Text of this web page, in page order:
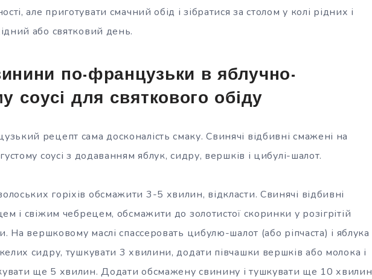
але приготувати смачний обід і зібратися за столом у колі рідних і
або святковий день.
по-французьки в яблучно-
соусі для святкового обіду
рецепт сама досконалість смаку. Свинячі відбивні смажені на
соусі з додаванням яблук, сидру, вершків і цибулі-шалот.
горіхів обсмажити 3-5 хвилин, відкласти. Свинячі відбивні
і свіжим чебрецем, обсмажити до золотистої скоринки у розігрітій
На вершковому маслі спассеровать цибулю-шалот (або ріпчаста) і яблука
сидру, тушкувати 3 хвилини, додати півчашки вершків або молока і
ще 5 хвилин. Додати обсмажену свинину і тушкувати ще 10 хвилин